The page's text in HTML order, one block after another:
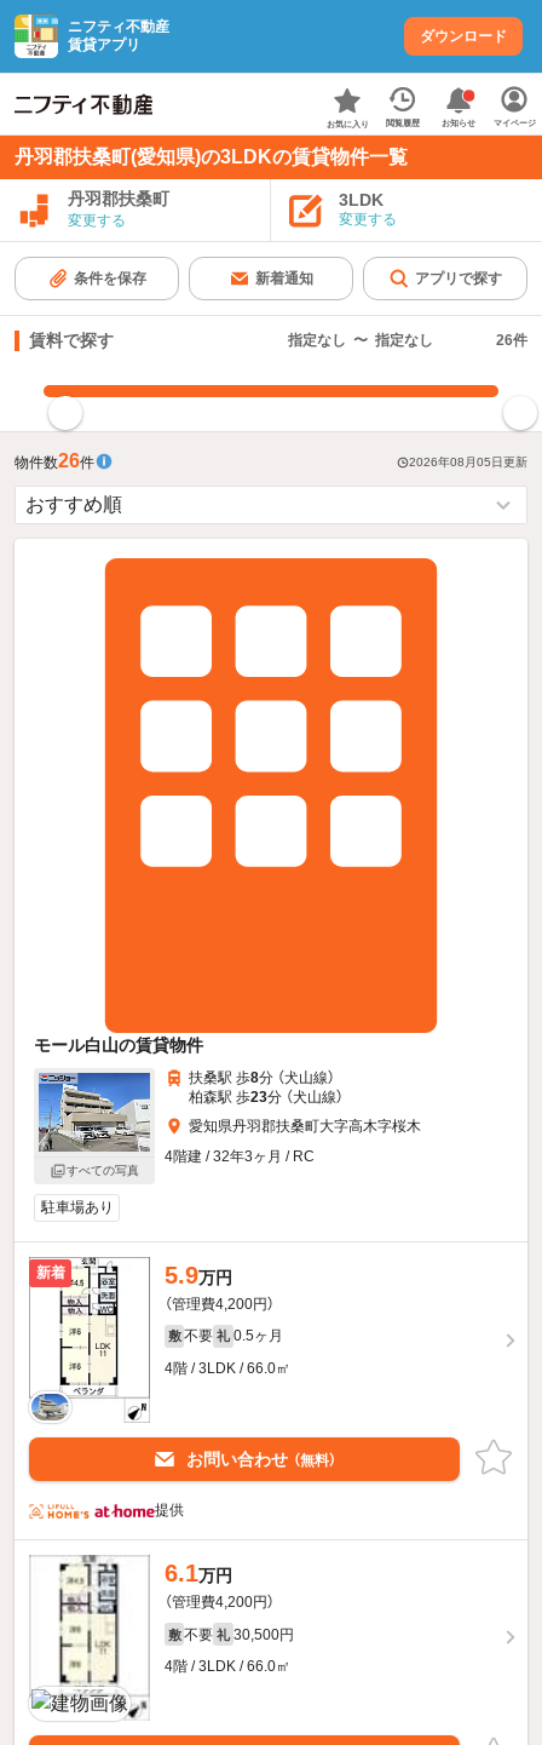
ニフティ不動産
賃貸アプリ
ダウンロード
お気に入り 閲覧履歴 お知らせ マイページ
丹羽郡扶桑町(愛知県)の3LDKの賃貸物件一覧
丹羽郡扶桑町
変更する
3LDK
変更する
条件を保存 新着通知 アプリで探す
賃料で探す 指定なし 〜 指定なし 26件
物件数26件 2026年08月05日更新
モール白山の賃貸物件
すべての写真
扶桑駅 歩8分 （犬山線）
柏森駅 歩23分 （犬山線）
愛知県丹羽郡扶桑町大字高木字桜木
4階建 / 32年3ヶ月 / RC
駐車場あり
新着 5.9万円
（管理費4,200円）
敷 不要 礼 0.5ヶ月
4階 / 3LDK / 66.0㎡
お問い合わせ （無料）
提供
6.1万円
（管理費4,200円）
敷 不要 礼 30,500円
4階 / 3LDK / 66.0㎡